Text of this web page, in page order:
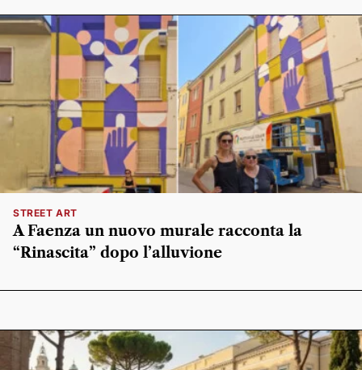
STREET ART
A Faenza un nuovo murale racconta la
“Rinascita” dopo l’alluvione